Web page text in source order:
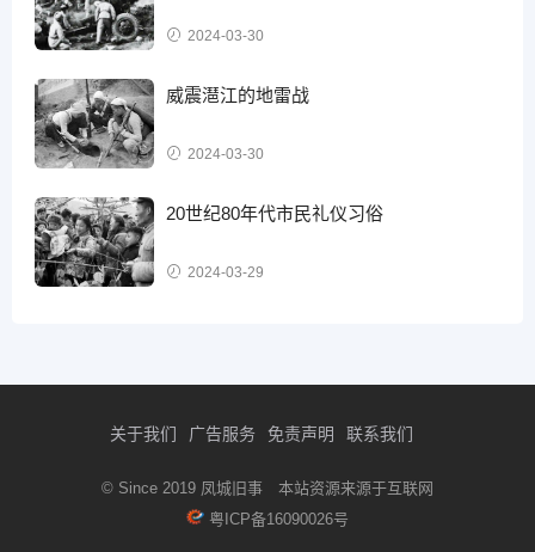
2024-03-30
威震潖江的地雷战
2024-03-30
20世纪80年代市民礼仪习俗
2024-03-29
关于我们 广告服务 免责声明 联系我们
© Since 2019 凤城旧事 本站资源来源于互联网
粤ICP备16090026号